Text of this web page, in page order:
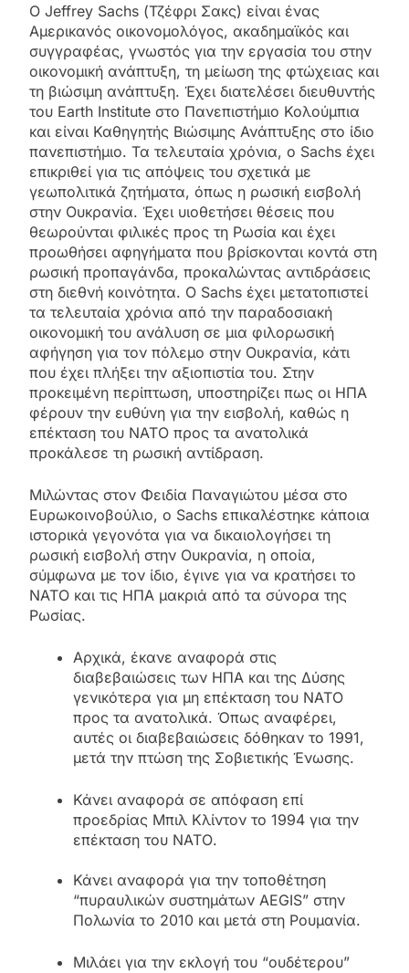
Ο Jeffrey Sachs (Τζέφρι Σακς) είναι ένας
Αμερικανός οικονομολόγος, ακαδημαϊκός και
συγγραφέας, γνωστός για την εργασία του στην
οικονομική ανάπτυξη, τη μείωση της φτώχειας και
τη βιώσιμη ανάπτυξη. Έχει διατελέσει διευθυντής
του Earth Institute στο Πανεπιστήμιο Κολούμπια
και είναι Καθηγητής Βιώσιμης Ανάπτυξης στο ίδιο
πανεπιστήμιο. Τα τελευταία χρόνια, ο Sachs έχει
επικριθεί για τις απόψεις του σχετικά με
γεωπολιτικά ζητήματα, όπως η ρωσική εισβολή
στην Ουκρανία. Έχει υιοθετήσει θέσεις που
θεωρούνται φιλικές προς τη Ρωσία και έχει
προωθήσει αφηγήματα που βρίσκονται κοντά στη
ρωσική προπαγάνδα, προκαλώντας αντιδράσεις
στη διεθνή κοινότητα. Ο Sachs έχει μετατοπιστεί
τα τελευταία χρόνια από την παραδοσιακή
οικονομική του ανάλυση σε μια φιλορωσική
αφήγηση για τον πόλεμο στην Ουκρανία, κάτι
που έχει πλήξει την αξιοπιστία του. Στην
προκειμένη περίπτωση, υποστηρίζει πως οι ΗΠΑ
φέρουν την ευθύνη για την εισβολή, καθώς η
επέκταση του ΝΑΤΟ προς τα ανατολικά
προκάλεσε τη ρωσική αντίδραση.
Μιλώντας στον Φειδία Παναγιώτου μέσα στο
Ευρωκοινοβούλιο, ο Sachs επικαλέστηκε κάποια
ιστορικά γεγονότα για να δικαιολογήσει τη
ρωσική εισβολή στην Ουκρανία, η οποία,
σύμφωνα με τον ίδιο, έγινε για να κρατήσει το
NATO και τις ΗΠΑ μακριά από τα σύνορα της
Ρωσίας.
Αρχικά, έκανε αναφορά στις
διαβεβαιώσεις των ΗΠΑ και της Δύσης
γενικότερα για μη επέκταση του NATO
προς τα ανατολικά. Όπως αναφέρει,
αυτές οι διαβεβαιώσεις δόθηκαν το 1991,
μετά την πτώση της Σοβιετικής Ένωσης.
Κάνει αναφορά σε απόφαση επί
προεδρίας Μπιλ Κλίντον το 1994 για την
επέκταση του ΝΑΤΟ.
Κάνει αναφορά για την τοποθέτηση
“πυραυλικών συστημάτων AEGIS” στην
Πολωνία το 2010 και μετά στη Ρουμανία.
Μιλάει για την εκλογή του “ουδέτερου”